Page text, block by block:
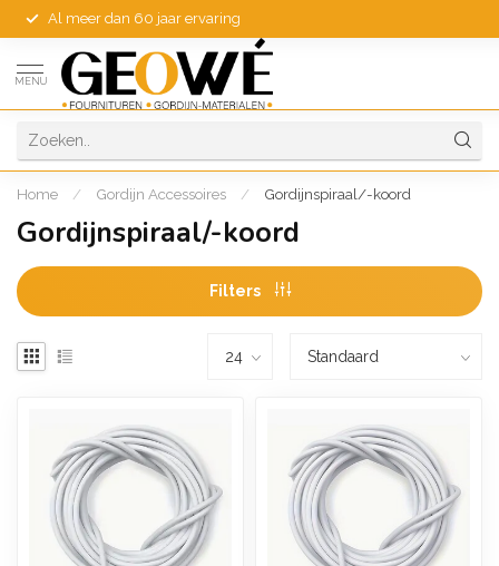
Al meer dan 60 jaar ervaring
MENU
Home / Gordijn Accessoires / Gordijnspiraal/-koord
Gordijnspiraal/-koord
Filters